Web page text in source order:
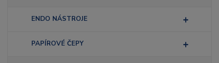
ENDO NÁSTROJE
PAPÍROVÉ ČEPY